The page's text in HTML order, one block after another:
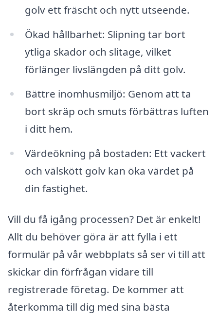
golv ett fräscht och nytt utseende.
Ökad hållbarhet: Slipning tar bort
ytliga skador och slitage, vilket
förlänger livslängden på ditt golv.
Bättre inomhusmiljö: Genom att ta
bort skräp och smuts förbättras luften
i ditt hem.
Värdeökning på bostaden: Ett vackert
och välskött golv kan öka värdet på
din fastighet.
Vill du få igång processen? Det är enkelt!
Allt du behöver göra är att fylla i ett
formulär på vår webbplats så ser vi till att
skickar din förfrågan vidare till
registrerade företag. De kommer att
återkomma till dig med sina bästa